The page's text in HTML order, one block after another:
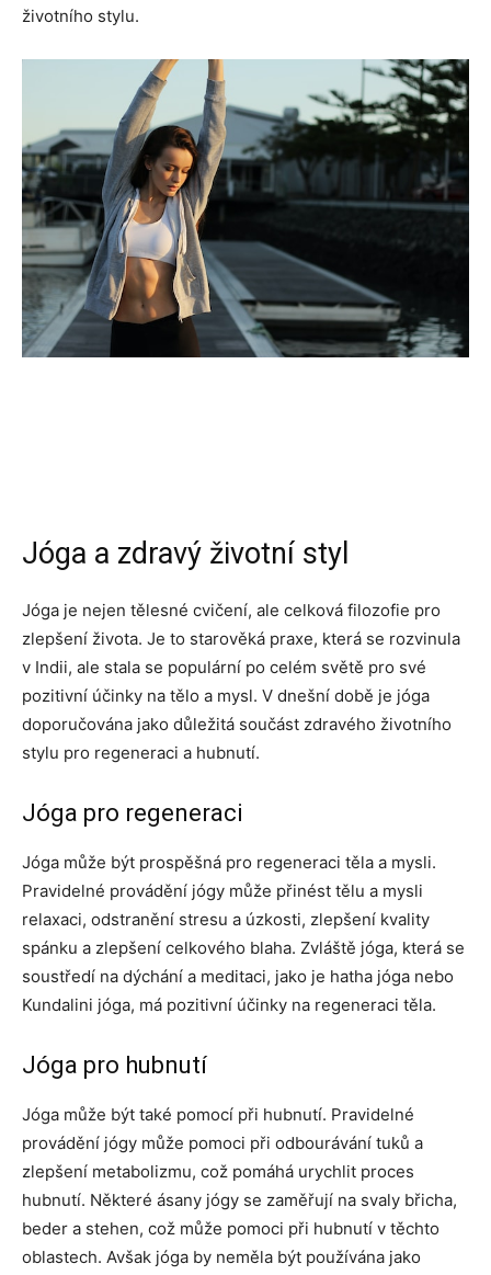
životního stylu.
Jóga a zdravý životní styl
Jóga je nejen tělesné cvičení, ale celková filozofie pro
zlepšení života. Je to starověká praxe, která se rozvinula
v Indii, ale stala se populární po celém světě pro své
pozitivní účinky na tělo a mysl. V dnešní době je jóga
doporučována jako důležitá součást zdravého životního
stylu pro regeneraci a hubnutí.
Jóga pro regeneraci
Jóga může být prospěšná pro regeneraci těla a mysli.
Pravidelné provádění jógy může přinést tělu a mysli
relaxaci, odstranění stresu a úzkosti, zlepšení kvality
spánku a zlepšení celkového blaha. Zvláště jóga, která se
soustředí na dýchání a meditaci, jako je hatha jóga nebo
Kundalini jóga, má pozitivní účinky na regeneraci těla.
Jóga pro hubnutí
Jóga může být také pomocí při hubnutí. Pravidelné
provádění jógy může pomoci při odbourávání tuků a
zlepšení metabolizmu, což pomáhá urychlit proces
hubnutí. Některé ásany jógy se zaměřují na svaly břicha,
beder a stehen, což může pomoci při hubnutí v těchto
oblastech. Avšak jóga by neměla být používána jako